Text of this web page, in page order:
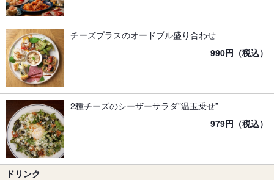
チーズプラスのオードブル盛り合わせ
990円（税込）
2種チーズのシーザーサラダ”温玉乗せ”
979円（税込）
ドリンク